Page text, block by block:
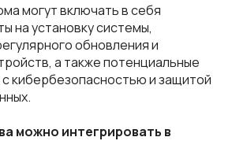
могут включать в себя
на установку системы,
обновления и
а также потенциальные
с кибербезопасностью и защитой
можно интегрировать в